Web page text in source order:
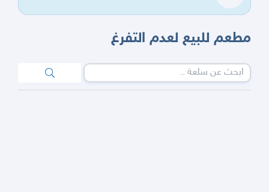
مطعم للبيع لعدم التفرغ